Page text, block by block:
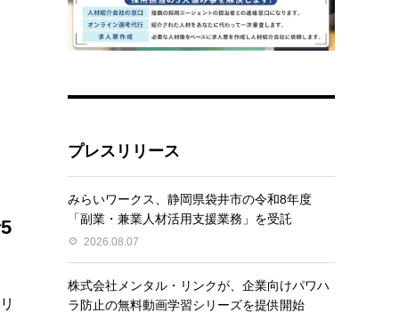
プレスリリース
みらいワークス、静岡県袋井市の令和8年度
「副業・兼業人材活用支援業務」を受託
2026.08.07
株式会社メンタル・リンクが、企業向けパワハ
ラ防止の無料動画学習シリーズを提供開始